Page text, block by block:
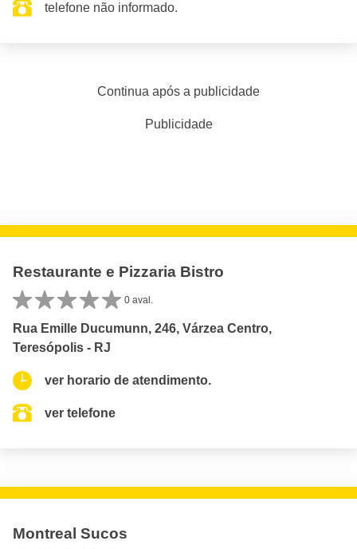
telefone não informado.
Continua após a publicidade
Publicidade
Restaurante e Pizzaria Bistro
0 aval.
Rua Emille Ducumunn, 246, Várzea Centro,
Teresópolis - RJ
ver horario de atendimento.
ver telefone
Montreal Sucos